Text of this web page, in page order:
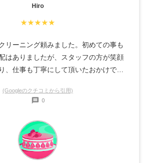
Hiro
★★★★★
リーニング頼みました。初めての事も
はありましたが、スタッフの方が笑顔
、仕事も丁寧にして頂いたおかけでと
クリーニングする際は、おそうじ革命
いましたm(_ _)m
(Googleのクチコミから引用)
0